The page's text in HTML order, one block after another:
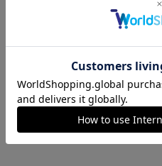
VERSACE DOMINUS